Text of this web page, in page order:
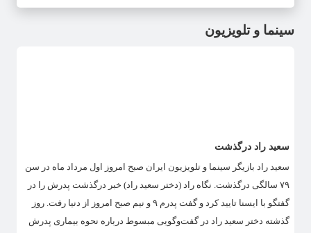
سینما و تلویزیون
سعید راد درگذشت
سعید راد بازیگر سینما و تلویزیون ایران صبح امروز اول مرداد ماه در سن
۷۹ سالگی درگذشت. نگاه راد (دختر سعید راد) خبر درگذشت پدرش را در
گفتگو با ایسنا تایید کرد و گفت پدرم ۹ و نیم صبح امروز از دنیا رفت. روز
گذشته دختر سعید راد در گفت‌وگویی مبسوط درباره نحوه بیماری پدرش